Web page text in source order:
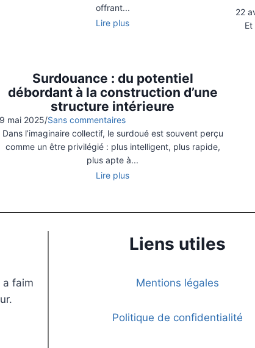
offrant...
Lire plus
22
Surdouance : du potentiel
débordant à la construction d’une
structure intérieure
9 mai 2025/Sans commentaires
Dans l’imaginaire collectif, le surdoué est souvent perçu
comme un être privilégié : plus intelligent, plus rapide,
plus apte à...
Lire plus
a faim
Liens utiles
Mentions légales
Politique de confidentialité